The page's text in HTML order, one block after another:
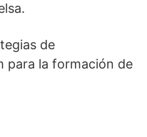
de
para la formación de